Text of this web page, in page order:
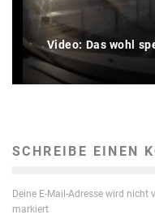
Video: Das wohl
SCHREIBE EINEN
Deine E-Mail-Adresse wird nicht
markiert